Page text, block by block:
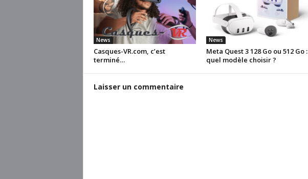
News
Casques-VR.com, c’est
terminé…
News
Meta Quest 3 128 Go ou 512 Go :
quel modèle choisir ?
Laisser un commentaire